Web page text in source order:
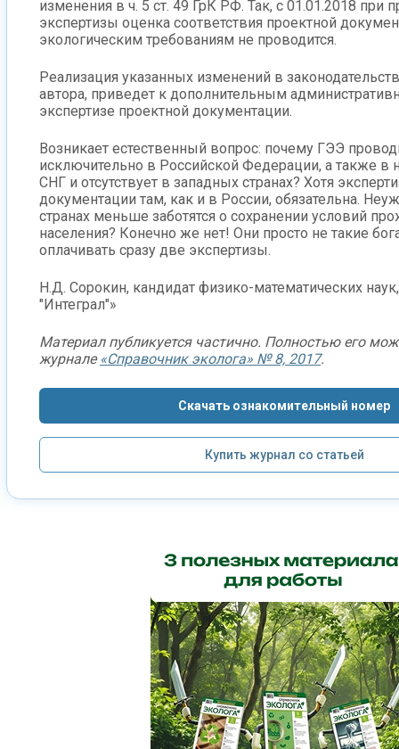
изменения в ч. 5 ст. 49 ГрК РФ. Так, с 01.01.2018 при
экспертизы оценка соответствия проектной
экологическим требованиям не проводится.
Реализация указанных изменений в
автора, приведет к дополнительным
экспертизе проектной документации.
Возникает естественный вопрос: почему ГЭЭ
исключительно в Российской Федерации, а также в
СНГ и отсутствует в западных странах? Хотя
документации там, как и в России, обязательна.
странах меньше заботятся о сохранении условий
населения? Конечно же нет! Они просто не такие
оплачивать сразу две экспертизы.
Н.Д. Сорокин, кандидат физико-математических
"Интеграл"»
Материал публикуется частично. Полностью его
журнале «Справочник эколога» № 8, 2017.
Скачать ознакомительный номер
Купить журнал со статьей